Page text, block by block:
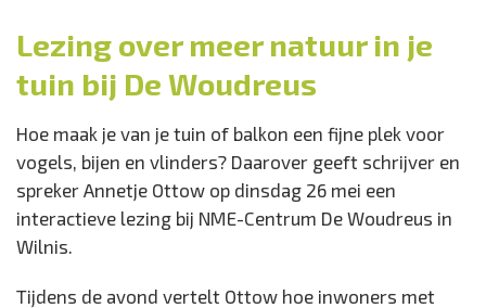
Locatie:
NME-Centrum De Woudreus
Wanneer:
26 mei t/m 26 juni
Lezing over meer natuur in je
tuin bij De Woudreus
Hoe maak je van je tuin of balkon een fijne plek voor
vogels, bijen en vlinders? Daarover geeft schrijver en
spreker Annetje Ottow op dinsdag 26 mei een
interactieve lezing bij NME-Centrum De Woudreus in
Wilnis.
Tijdens de avond vertelt Ottow hoe inwoners met